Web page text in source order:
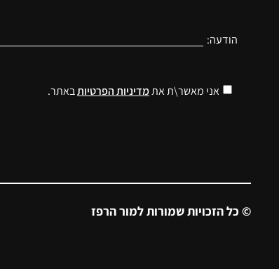
הודעה:
אני מאשר\ת אתמדיניות הפרטיותבאתר.
© כל הזכויות שמורות למור הרפז